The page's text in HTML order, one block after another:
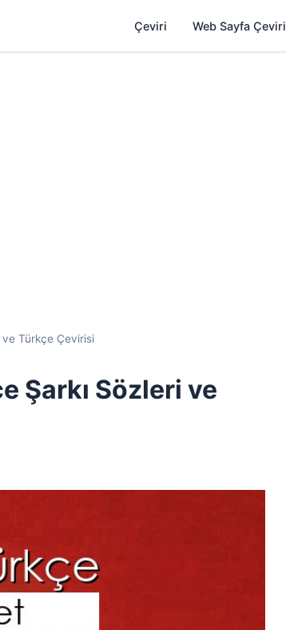
Çeviri Web Sayfa Çeviri
ve Türkçe Çevirisi
Şarkı Sözleri ve